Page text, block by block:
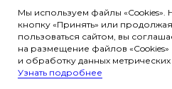
Мы используем файлы «Cookies».
кнопку «Принять» или продолжая
пользоваться сайтом, вы
на размещение файлов «Cookies»
и обработку данных метрических
Узнать подробнее